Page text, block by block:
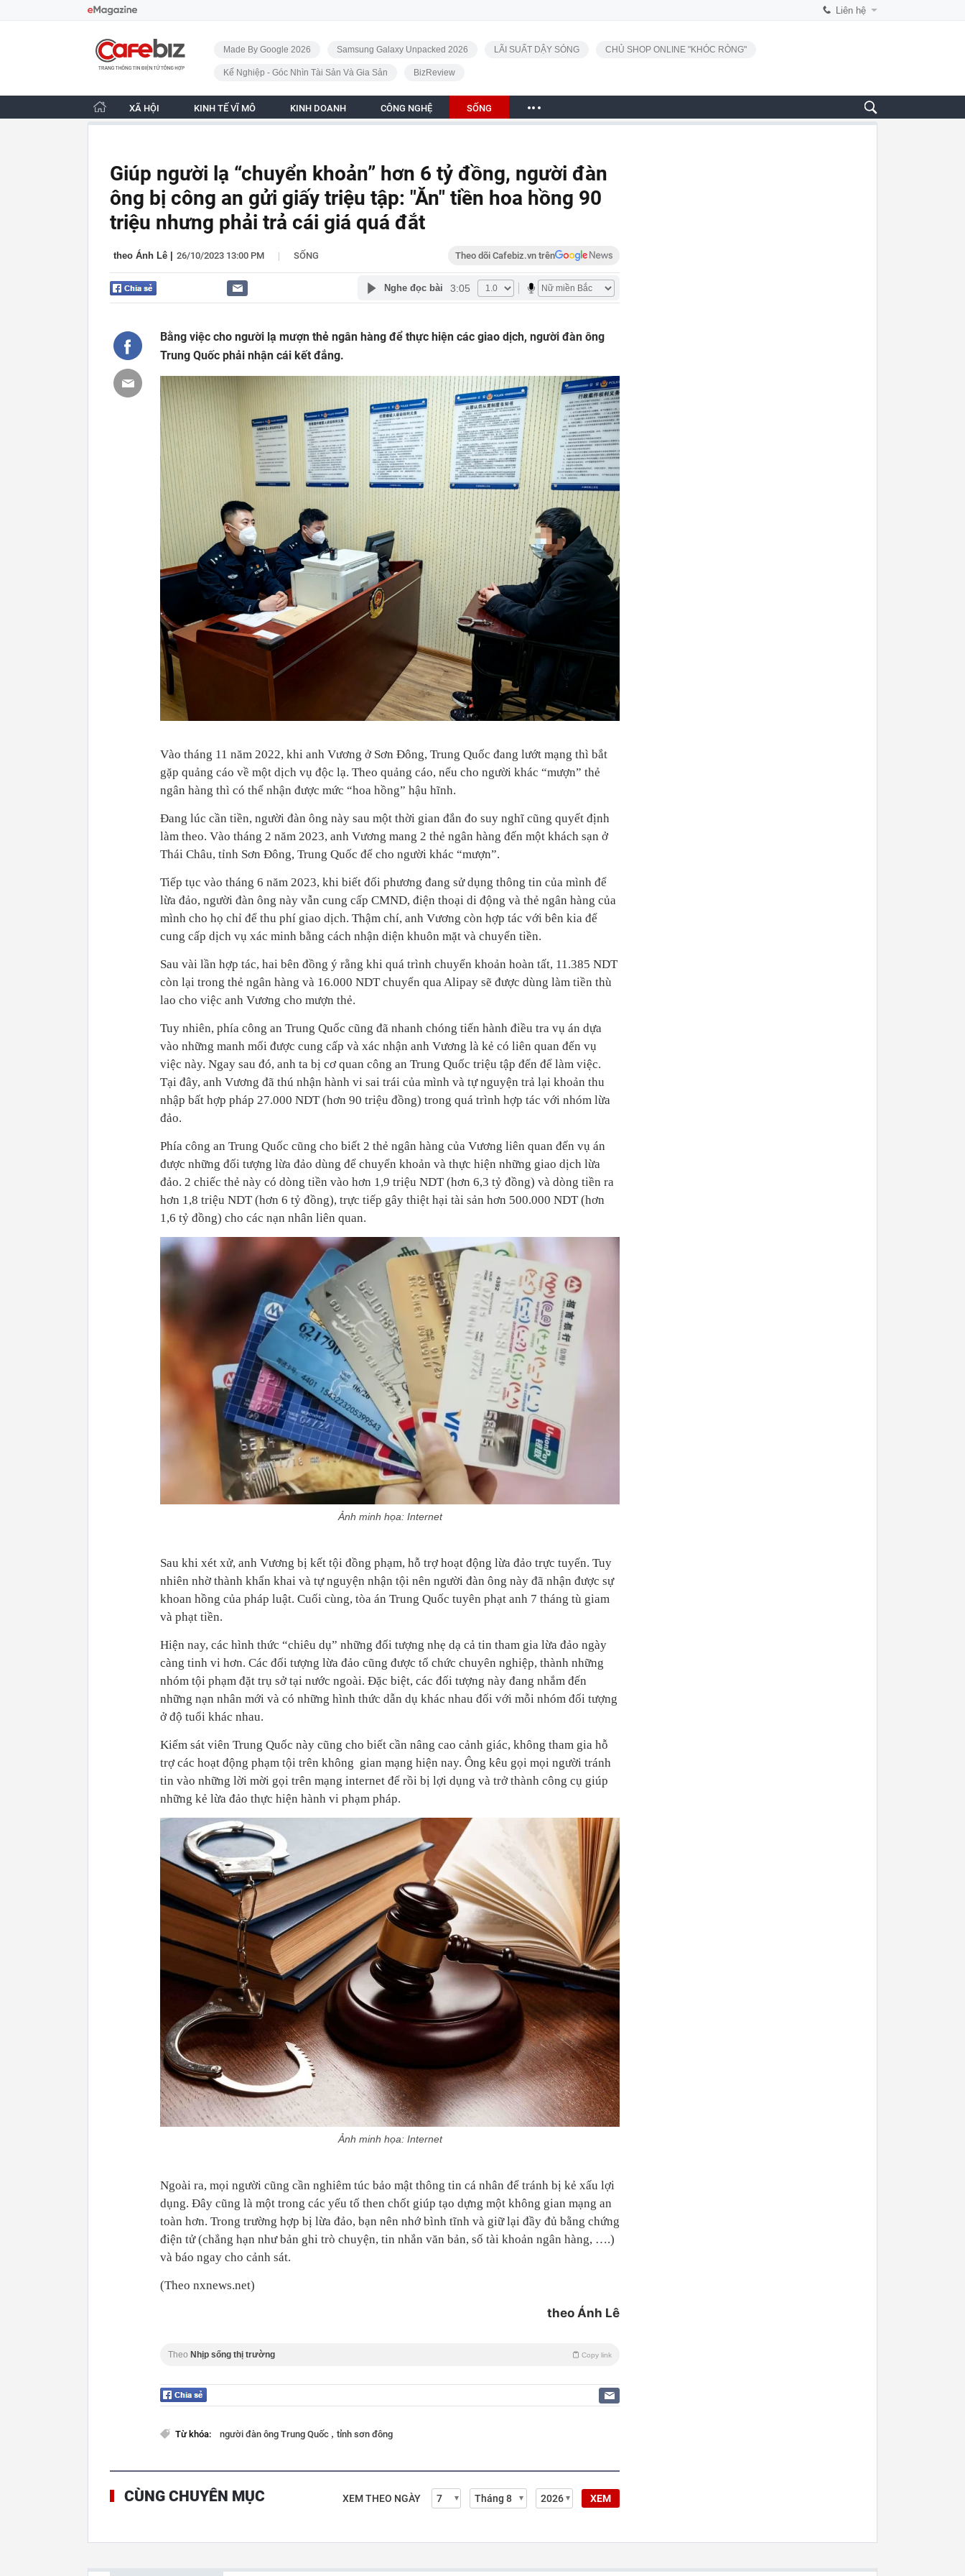
Liên hệ
CafeBiz - Trang chủ
Made By Google 2026 Samsung Galaxy Unpacked 2026 LÃI SUẤT DẬY SÓNG CHỦ SHOP ONLINE "KHÓC RÒNG"
Kế Nghiệp - Góc Nhìn Tài Sản Và Gia Sản BizReview
XÃ HỘI KINH TẾ VĨ MÔ KINH DOANH CÔNG NGHỆ SỐNG
Giúp người lạ “chuyển khoản” hơn 6 tỷ đồng, người đàn
ông bị công an gửi giấy triệu tập: "Ăn" tiền hoa hồng 90
triệu nhưng phải trả cái giá quá đắt
theo Ánh Lê 26/10/2023 13:00 PM | SỐNG Theo dõi Cafebiz.vn trên
Nghe đọc bài 3:05
Bằng việc cho người lạ mượn thẻ ngân hàng để thực hiện các giao dịch, người đàn ông
Trung Quốc phải nhận cái kết đắng.
Vào tháng 11 năm 2022, khi anh Vương ở Sơn Đông, Trung Quốc đang lướt mạng thì bắt
gặp quảng cáo về một dịch vụ độc lạ. Theo quảng cáo, nếu cho người khác “mượn” thẻ
ngân hàng thì có thể nhận được mức “hoa hồng” hậu hĩnh.
Đang lúc cần tiền, người đàn ông này sau một thời gian đắn đo suy nghĩ cũng quyết định
làm theo. Vào tháng 2 năm 2023, anh Vương mang 2 thẻ ngân hàng đến một khách sạn ở
Thái Châu, tỉnh Sơn Đông, Trung Quốc để cho người khác “mượn”.
Tiếp tục vào tháng 6 năm 2023, khi biết đối phương đang sử dụng thông tin của mình để
lừa đảo, người đàn ông này vẫn cung cấp CMND, điện thoại di động và thẻ ngân hàng của
mình cho họ chỉ để thu phí giao dịch. Thậm chí, anh Vương còn hợp tác với bên kia để
cung cấp dịch vụ xác minh bằng cách nhận diện khuôn mặt và chuyển tiền.
Sau vài lần hợp tác, hai bên đồng ý rằng khi quá trình chuyển khoản hoàn tất, 11.385 NDT
còn lại trong thẻ ngân hàng và 16.000 NDT chuyển qua Alipay sẽ được dùng làm tiền thù
lao cho việc anh Vương cho mượn thẻ.
Tuy nhiên, phía công an Trung Quốc cũng đã nhanh chóng tiến hành điều tra vụ án dựa
vào những manh mối được cung cấp và xác nhận anh Vương là kẻ có liên quan đến vụ
việc này. Ngay sau đó, anh ta bị cơ quan công an Trung Quốc triệu tập đến để làm việc.
Tại đây, anh Vương đã thú nhận hành vi sai trái của mình và tự nguyện trả lại khoản thu
nhập bất hợp pháp 27.000 NDT (hơn 90 triệu đồng) trong quá trình hợp tác với nhóm lừa
đảo.
Phía công an Trung Quốc cũng cho biết 2 thẻ ngân hàng của Vương liên quan đến vụ án
được những đối tượng lừa đảo dùng để chuyển khoản và thực hiện những giao dịch lừa
đảo. 2 chiếc thẻ này có dòng tiền vào hơn 1,9 triệu NDT (hơn 6,3 tỷ đồng) và dòng tiền ra
hơn 1,8 triệu NDT (hơn 6 tỷ đồng), trực tiếp gây thiệt hại tài sản hơn 500.000 NDT (hơn
1,6 tỷ đồng) cho các nạn nhân liên quan.
Ảnh minh họa: Internet
Sau khi xét xử, anh Vương bị kết tội đồng phạm, hỗ trợ hoạt động lừa đảo trực tuyến. Tuy
nhiên nhờ thành khẩn khai và tự nguyện nhận tội nên người đàn ông này đã nhận được sự
khoan hồng của pháp luật. Cuối cùng, tòa án Trung Quốc tuyên phạt anh 7 tháng tù giam
và phạt tiền.
Hiện nay, các hình thức “chiêu dụ” những đối tượng nhẹ dạ cả tin tham gia lừa đảo ngày
càng tinh vi hơn. Các đối tượng lừa đảo cũng được tổ chức chuyên nghiệp, thành những
nhóm tội phạm đặt trụ sở tại nước ngoài. Đặc biệt, các đối tượng này đang nhắm đến
những nạn nhân mới và có những hình thức dẫn dụ khác nhau đối với mỗi nhóm đối tượng
ở độ tuổi khác nhau.
Kiểm sát viên Trung Quốc này cũng cho biết cần nâng cao cảnh giác, không tham gia hỗ
trợ các hoạt động phạm tội trên không gian mạng hiện nay. Ông kêu gọi mọi người tránh
tin vào những lời mời gọi trên mạng internet để rồi bị lợi dụng và trở thành công cụ giúp
những kẻ lừa đảo thực hiện hành vi phạm pháp.
Ảnh minh họa: Internet
Ngoài ra, mọi người cũng cần nghiêm túc bảo mật thông tin cá nhân để tránh bị kẻ xấu lợi
dụng. Đây cũng là một trong các yếu tố then chốt giúp tạo dựng một không gian mạng an
toàn hơn. Trong trường hợp bị lừa đảo, bạn nên nhớ bình tĩnh và giữ lại đầy đủ bằng chứng
điện tử (chẳng hạn như bản ghi trò chuyện, tin nhắn văn bản, số tài khoản ngân hàng, ….)
và báo ngay cho cảnh sát.
(Theo nxnews.net)
theo Ánh Lê
Theo Nhịp sống thị trường Copy link
Từ khóa: người đàn ông Trung Quốc , tỉnh sơn đông
CÙNG CHUYÊN MỤC XEM THEO NGÀY XEM